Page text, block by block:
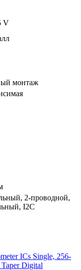
V
монтаж
2-проводной,
I2C
ICs Single, 256-
Digital